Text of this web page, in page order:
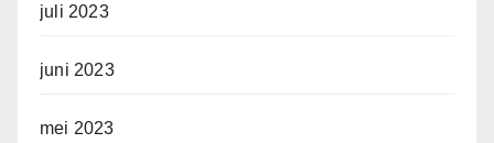
juli 2023
juni 2023
mei 2023